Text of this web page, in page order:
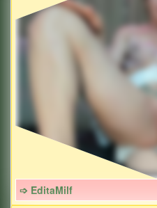
➩ EditaMilf